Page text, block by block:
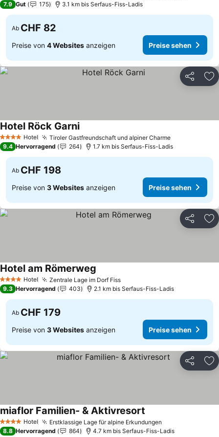
7.9 Gut 175 3.1 km bis Serfaus-Fiss-Ladis
Ab CHF 82
Preise von 4 Websites anzeigen Preise sehen
Teilen
4 Sterne Hotel Tiroler Gastfreundschaft und alpiner Charme
Hotel Röck Garni
9.4 Hervorragend 264 1.7 km bis Serfaus-Fiss-Ladis
Ab CHF 198
Preise von 3 Websites anzeigen Preise sehen
Teilen
4 Sterne Hotel Zentrale Lage im Dorf Fiss
Hotel am Römerweg
9.3 Hervorragend 403 2.1 km bis Serfaus-Fiss-Ladis
Ab CHF 179
Preise von 3 Websites anzeigen Preise sehen
Teilen
4 Sterne Hotel Erstklassige Lage für alpine Erkundungen
miaflor Familien- & Aktivresort
8.8 Hervorragend 864 4.7 km bis Serfaus-Fiss-Ladis